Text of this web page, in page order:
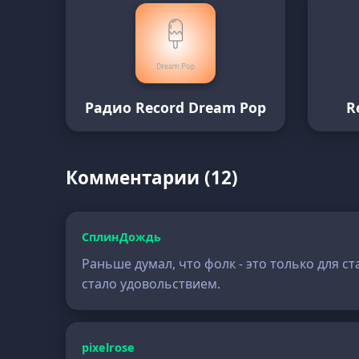
Радио Record Dream Pop
Комментарии (12)
СплинДождь
Раньше думал, что фолк - это только для
стало удовольствием.
pixelrose